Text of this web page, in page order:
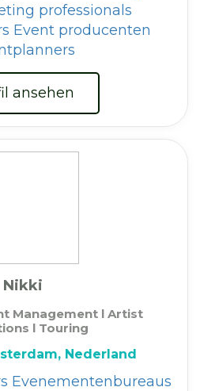
professionals
Event producenten
ansehen
Nikki
Management l Artist
l Touring
Nederland
Evenementenbureaus